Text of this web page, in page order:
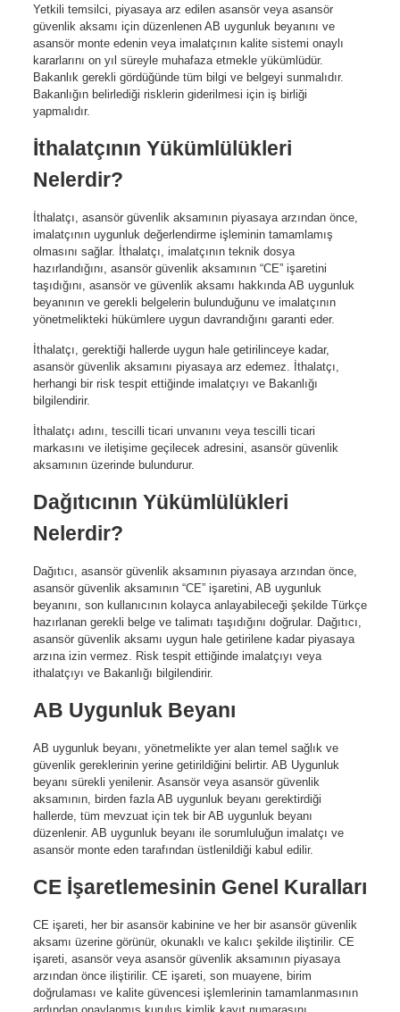
Yetkili temsilci, piyasaya arz edilen asansör veya asansör
güvenlik aksamı için düzenlenen AB uygunluk beyanını ve
asansör monte edenin veya imalatçının kalite sistemi onaylı
kararlarını on yıl süreyle muhafaza etmekle yükümlüdür.
Bakanlık gerekli gördüğünde tüm bilgi ve belgeyi sunmalıdır.
Bakanlığın belirlediği risklerin giderilmesi için iş birliği
yapmalıdır.
İthalatçının Yükümlülükleri
Nelerdir?
İthalatçı, asansör güvenlik aksamının piyasaya arzından önce,
imalatçının uygunluk değerlendirme işleminin tamamlamış
olmasını sağlar. İthalatçı, imalatçının teknik dosya
hazırlandığını, asansör güvenlik aksamının “CE” işaretini
taşıdığını, asansör ve güvenlik aksamı hakkında AB uygunluk
beyanının ve gerekli belgelerin bulunduğunu ve imalatçının
yönetmelikteki hükümlere uygun davrandığını garanti eder.
İthalatçı, gerektiği hallerde uygun hale getirilinceye kadar,
asansör güvenlik aksamını piyasaya arz edemez. İthalatçı,
herhangi bir risk tespit ettiğinde imalatçıyı ve Bakanlığı
bilgilendirir.
İthalatçı adını, tescilli ticari unvanını veya tescilli ticari
markasını ve iletişime geçilecek adresini, asansör güvenlik
aksamının üzerinde bulundurur.
Dağıtıcının Yükümlülükleri
Nelerdir?
Dağıtıcı, asansör güvenlik aksamının piyasaya arzından önce,
asansör güvenlik aksamının “CE” işaretini, AB uygunluk
beyanını, son kullanıcının kolayca anlayabileceği şekilde Türkçe
hazırlanan gerekli belge ve talimatı taşıdığını doğrular. Dağıtıcı,
asansör güvenlik aksamı uygun hale getirilene kadar piyasaya
arzına izin vermez. Risk tespit ettiğinde imalatçıyı veya
ithalatçıyı ve Bakanlığı bilgilendirir.
AB Uygunluk Beyanı
AB uygunluk beyanı, yönetmelikte yer alan temel sağlık ve
güvenlik gereklerinin yerine getirildiğini belirtir. AB Uygunluk
beyanı sürekli yenilenir. Asansör veya asansör güvenlik
aksamının, birden fazla AB uygunluk beyanı gerektirdiği
hallerde, tüm mevzuat için tek bir AB uygunluk beyanı
düzenlenir. AB uygunluk beyanı ile sorumluluğun imalatçı ve
asansör monte eden tarafından üstlenildiği kabul edilir.
CE İşaretlemesinin Genel Kuralları
CE işareti, her bir asansör kabinine ve her bir asansör güvenlik
aksamı üzerine görünür, okunaklı ve kalıcı şekilde iliştirilir. CE
işareti, asansör veya asansör güvenlik aksamının piyasaya
arzından önce iliştirilir. CE işareti, son muayene, birim
doğrulaması ve kalite güvencesi işlemlerinin tamamlanmasının